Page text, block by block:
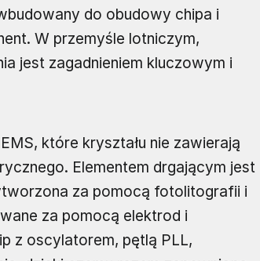
do obudowy chipa i
W przemyśle lotniczym,
jest zagadnieniem kluczowym i
które kryształu nie zawierają
Elementem drgającym jest
za pomocą fotolitografii i
za pomocą elektrod i
z oscylatorem, pętlą PLL,